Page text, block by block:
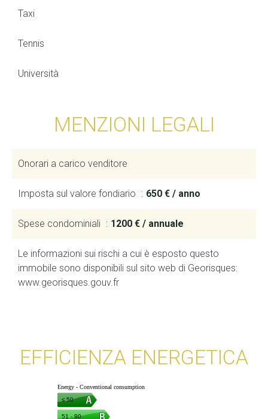
Taxi
Tennis
Università
MENZIONI LEGALI
Onorari a carico venditore
Imposta sul valore fondiario 650 € / anno
Spese condominiali 1200 € / annuale
Le informazioni sui rischi a cui è esposto questo
immobile sono disponibili sul sito web di Georisques:
www.georisques.gouv.fr
EFFICIENZA ENERGETICA